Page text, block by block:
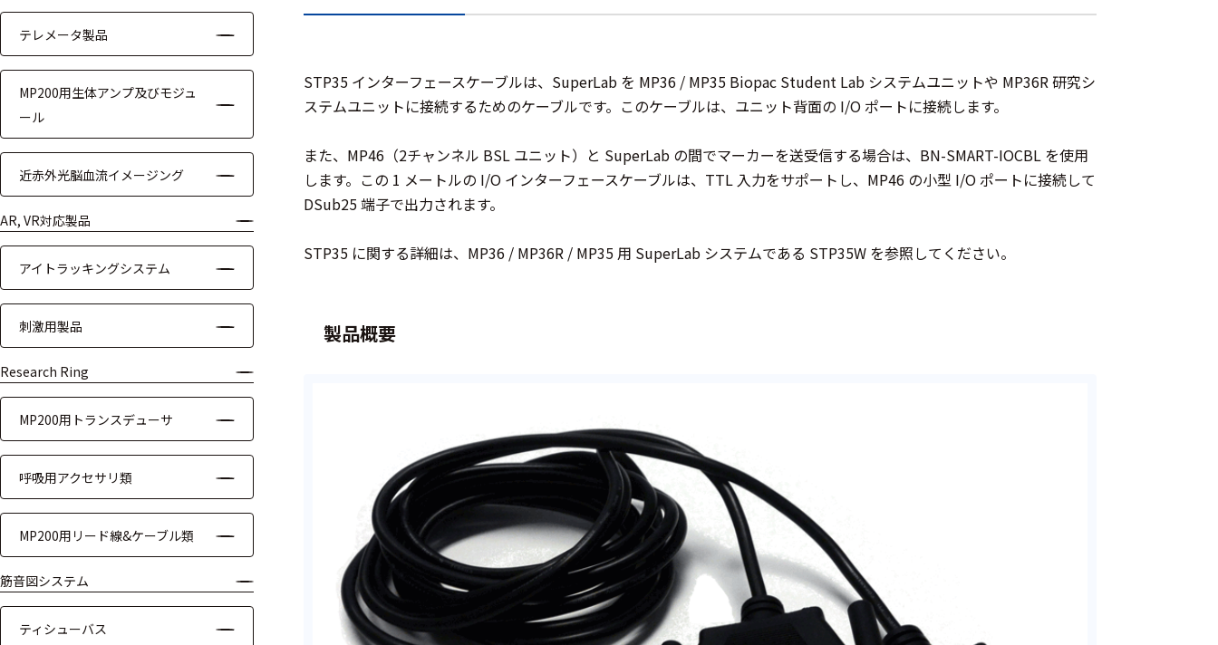
システム・周辺
構成
装置本体
デバイス
テム
トリガー
ケーブル
テレメータ製品
MP200用生体アンプ及びモジュ
ール
近赤外光脳血流イメージング
AR, VR対応製品
アイトラッキングシステム
刺激用製品
Research Ring
MP200用トランスデューサ
呼吸用アクセサリ類
MP200用リード線&ケーブル類
筋音図システム
ティシューバス
STP35 インターフェースケーブルは、SuperLab を MP36 / MP35 Biopac Student Lab システムユニットや MP36R 研究シ
ステムユニットに接続するためのケーブルです。このケーブルは、ユニット背面の I/O ポートに接続します。
また、MP46（2チャンネル BSL ユニット）と SuperLab の間でマーカーを送受信する場合は、BN-SMART-IOCBL を使用
します。この 1 メートルの I/O インターフェースケーブルは、TTL 入力をサポートし、MP46 の小型 I/O ポートに接続して
DSub25 端子で出力されます。
STP35 に関する詳細は、MP36 / MP36R / MP35 用 SuperLab システムである STP35W を参照してください。
製品概要